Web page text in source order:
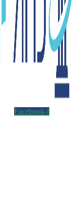
Facebook-f